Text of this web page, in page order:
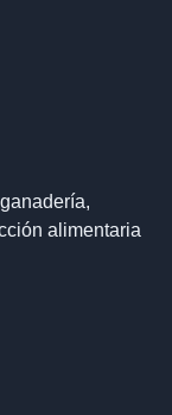
alimentaria